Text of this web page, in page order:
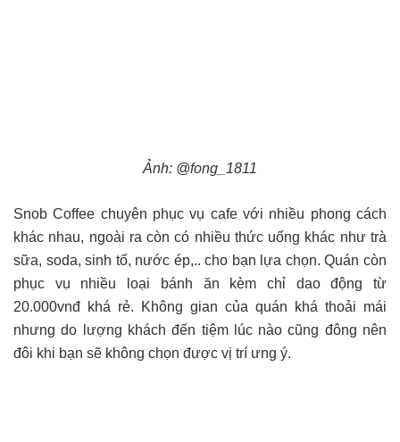
Ảnh: @fong_1811
Snob Coffee chuyên phục vụ cafe với nhiều phong cách
khác nhau, ngoài ra còn có nhiều thức uống khác như trà
sữa, soda, sinh tố, nước ép,.. cho bạn lựa chọn. Quán còn
phục vụ nhiều loại bánh ăn kèm chỉ dao động từ
20.000vnđ khá rẻ. Không gian của quán khá thoải mái
nhưng do lượng khách đến tiệm lúc nào cũng đông nên
đôi khi bạn sẽ không chọn được vị trí ưng ý.